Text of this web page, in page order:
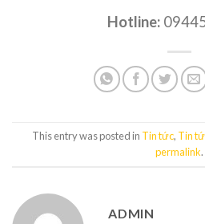
Hotline:
This entry was posted in Tin tức, Tin
permalink.
ADMIN